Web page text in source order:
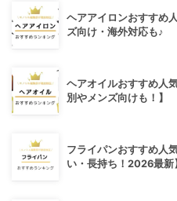
ヘアアイロンおすすめ
ズ向け・海外対応も♪
ヘアオイルおすすめ人
別やメンズ向けも！】
フライパンおすすめ人
い・長持ち！2026最新